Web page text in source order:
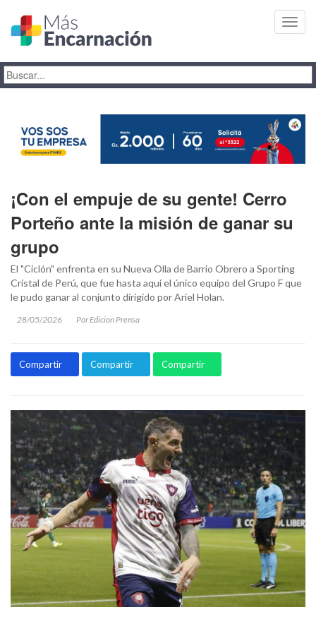
¡Con el empuje de su gente! Cerro
Porteño ante la misión de ganar su
grupo
El "Ciclón" enfrenta en su Nueva Olla de Barrio Obrero a Sporting
Cristal de Perú, que fue hasta aquí el único equipo del Grupo F que
le pudo ganar al conjunto dirigido por Ariel Holan.
28/05/2026 Por Edicion Prensa
Compartir Compartir Compartir